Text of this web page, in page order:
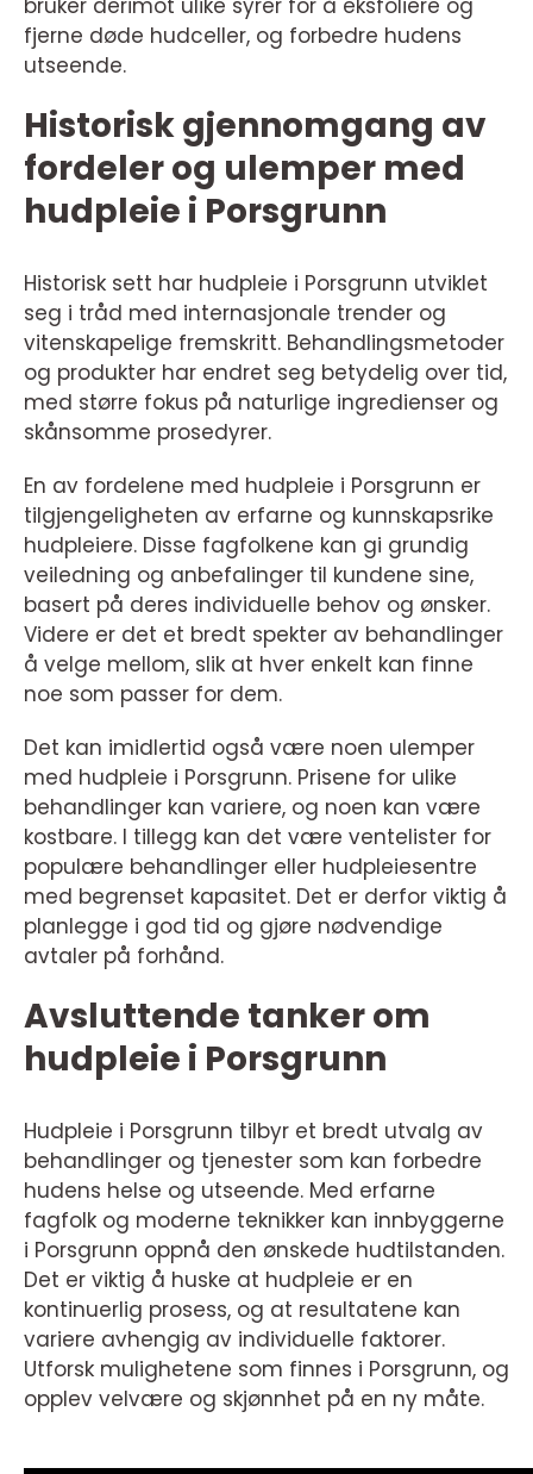
bruker derimot ulike syrer for å eksfoliere og
fjerne døde hudceller, og forbedre hudens
utseende.
Historisk gjennomgang av
fordeler og ulemper med
hudpleie i Porsgrunn
Historisk sett har hudpleie i Porsgrunn utviklet
seg i tråd med internasjonale trender og
vitenskapelige fremskritt. Behandlingsmetoder
og produkter har endret seg betydelig over tid,
med større fokus på naturlige ingredienser og
skånsomme prosedyrer.
En av fordelene med hudpleie i Porsgrunn er
tilgjengeligheten av erfarne og kunnskapsrike
hudpleiere. Disse fagfolkene kan gi grundig
veiledning og anbefalinger til kundene sine,
basert på deres individuelle behov og ønsker.
Videre er det et bredt spekter av behandlinger
å velge mellom, slik at hver enkelt kan finne
noe som passer for dem.
Det kan imidlertid også være noen ulemper
med hudpleie i Porsgrunn. Prisene for ulike
behandlinger kan variere, og noen kan være
kostbare. I tillegg kan det være ventelister for
populære behandlinger eller hudpleiesentre
med begrenset kapasitet. Det er derfor viktig å
planlegge i god tid og gjøre nødvendige
avtaler på forhånd.
Avsluttende tanker om
hudpleie i Porsgrunn
Hudpleie i Porsgrunn tilbyr et bredt utvalg av
behandlinger og tjenester som kan forbedre
hudens helse og utseende. Med erfarne
fagfolk og moderne teknikker kan innbyggerne
i Porsgrunn oppnå den ønskede hudtilstanden.
Det er viktig å huske at hudpleie er en
kontinuerlig prosess, og at resultatene kan
variere avhengig av individuelle faktorer.
Utforsk mulighetene som finnes i Porsgrunn, og
opplev velvære og skjønnhet på en ny måte.